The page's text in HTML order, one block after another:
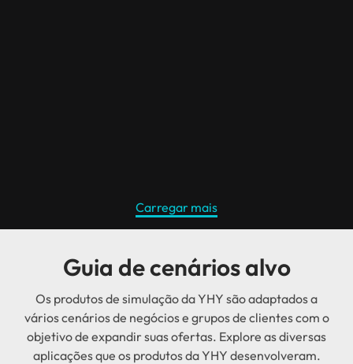
Carregar mais
Guia de cenários alvo
Os produtos de simulação da YHY são adaptados a
vários cenários de negócios e grupos de clientes com o
objetivo de expandir suas ofertas. Explore as diversas
aplicações que os produtos da YHY desenvolveram.